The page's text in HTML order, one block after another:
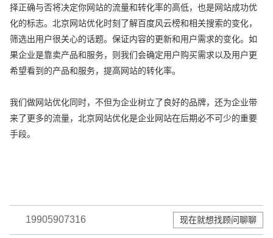
择正确与否将决定你网站的流量和转化率的高低，也是网站成功优
化的标志。北京网站优化时刻了解百度风云榜和相关搜索的变化，
筛选出用户很关心的话题。保证内容的更新和用户需求的变化。如
果企业是靠卖产品和服务，则我们会确定用户购买需求以及用户更
希望看到的产品和服务，提高网站的转化率。
我们做网站优化同时，不但为企业树立了良好的品牌，还为企业带
来了更多的流量，北京网站优化是企业网站在后期必不可少的重要
手段。
19905907316 现在就想找顾问聊聊